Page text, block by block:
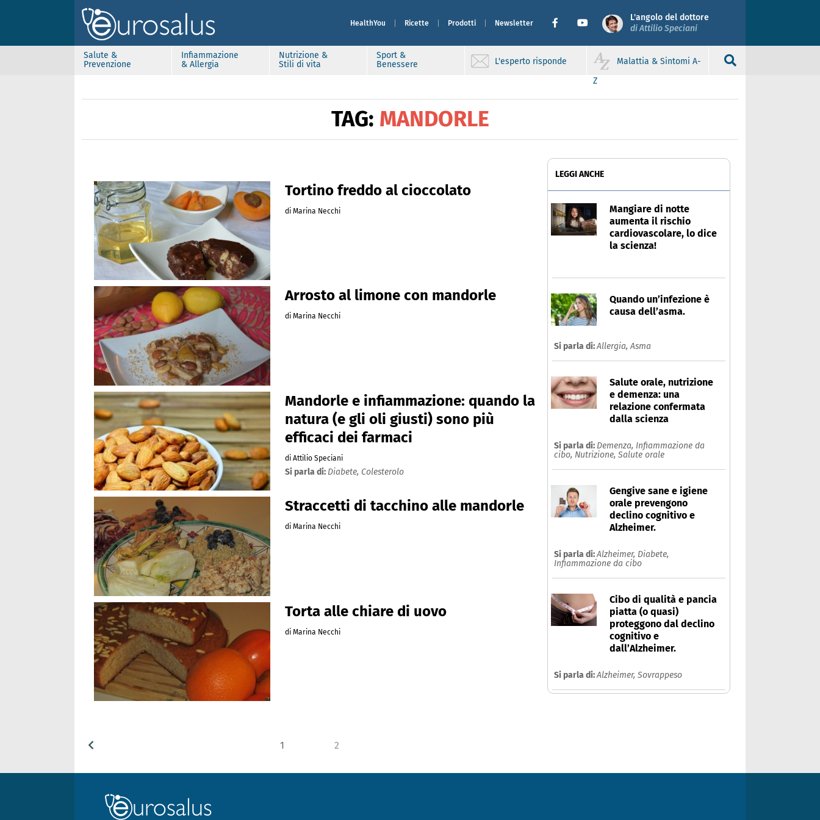
HealthYou Ricette Prodotti Newsletter
L'angolo del dottore
di Attilio Speciani
Salute &
Prevenzione
Infiammazione
& Allergia
Nutrizione &
Stili di vita
Sport &
Benessere
L'esperto risponde
Malattia & Sintomi A-
Z
TAG: MANDORLE
Tortino freddo al cioccolato
di Marina Necchi
Arrosto al limone con mandorle
di Marina Necchi
Mandorle e infiammazione: quando la
natura (e gli oli giusti) sono più
efficaci dei farmaci
di Attilio Speciani
Si parla di: Diabete, Colesterolo
Straccetti di tacchino alle mandorle
di Marina Necchi
Torta alle chiare di uovo
di Marina Necchi
1 2
LEGGI ANCHE
Mangiare di notte
aumenta il rischio
cardiovascolare, lo dice
la scienza!
Quando un’infezione è
causa dell’asma.
Si parla di:Allergia,Asma
Salute orale, nutrizione
e demenza: una
relazione confermata
dalla scienza
Si parla di: Demenza, Infiammazione da
cibo, Nutrizione, Salute orale
Gengive sane e igiene
orale prevengono
declino cognitivo e
Alzheimer.
Si parla di:Alzheimer, Diabete,
Infiammazione da cibo
Cibo di qualità e pancia
piatta (o quasi)
proteggono dal declino
cognitivo e
dall’Alzheimer.
Si parla di:Alzheimer, Sovrappeso